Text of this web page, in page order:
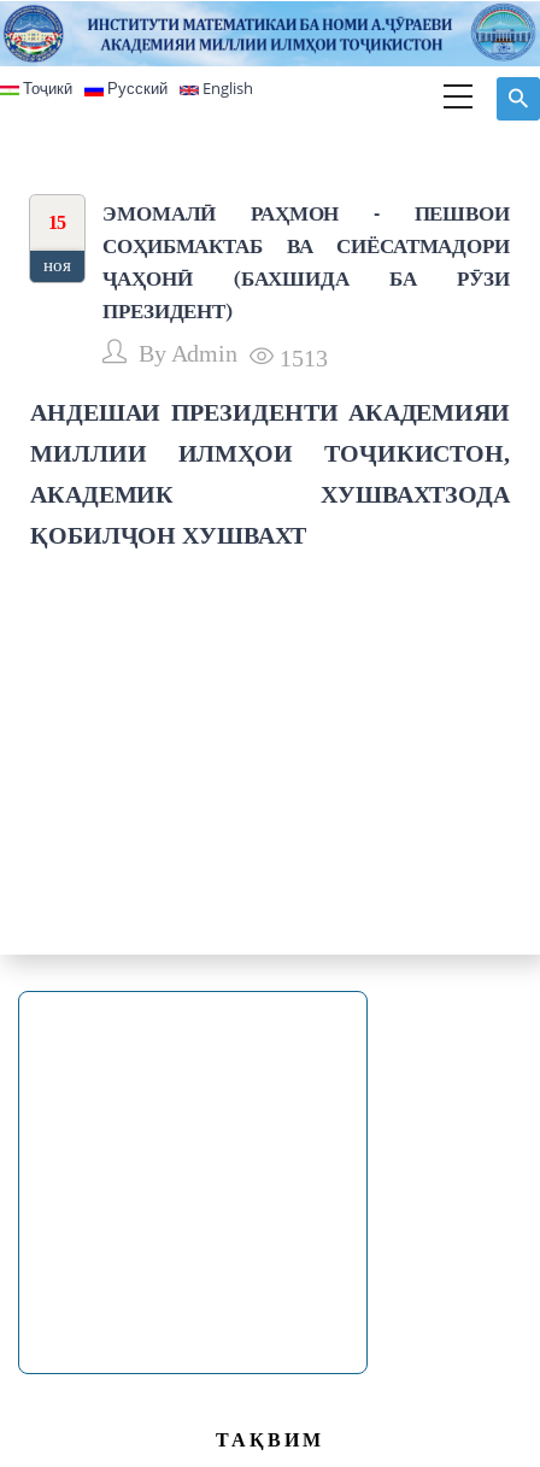
Перейти к основному содержанию
Тоҷикӣ Русский English
15
ноя
ЭМОМАЛӢ РАҲМОН - ПЕШВОИ
СОҲИБМАКТАБ ВА СИЁСАТМАДОРИ
ҶАҲОНӢ (БАХШИДА БА РӮЗИ
ПРЕЗИДЕНТ)
By Admin 1513
АНДЕШАИ ПРЕЗИДЕНТИ АКАДЕМИЯИ
МИЛЛИИ ИЛМҲОИ ТОҶИКИСТОН,
АКАДЕМИК ХУШВАХТЗОДА
ҚОБИЛҶОН ХУШВАХТ
ТАҚВИМ